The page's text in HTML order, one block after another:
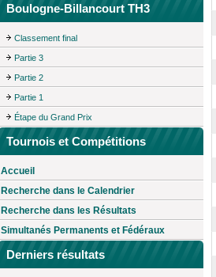
Boulogne-Billancourt TH3
Classement final
Partie 3
Partie 2
Partie 1
Étape du Grand Prix
Tournois et Compétitions
Accueil
Recherche dans le Calendrier
Recherche dans les Résultats
Simultanés Permanents et Fédéraux
Derniers résultats